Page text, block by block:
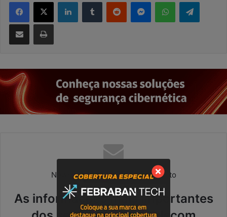
Newsletter diária | Serviço gratuito
As informações mais importantes